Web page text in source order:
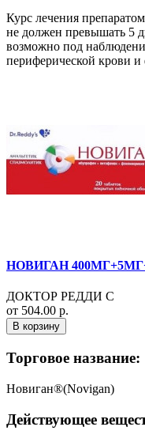
Курс лечения
не должен превышать 5
возможно под
периферической крови
НОВИГАН
ДОКТОР РЕДДИ С
от 504.00 р.
В корзину
Торговое название:
Новиган®(Novigan)
Действующее